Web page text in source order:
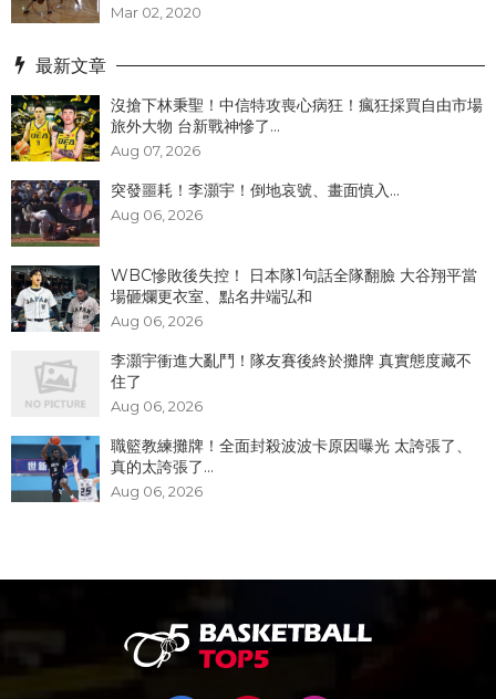
Mar 02, 2020
最新文章
沒搶下林秉聖！中信特攻喪心病狂！瘋狂採買自由市場
旅外大物 台新戰神慘了...
Aug 07, 2026
突發噩耗！李灝宇！倒地哀號、畫面慎入...
Aug 06, 2026
WBC慘敗後失控！ 日本隊1句話全隊翻臉 大谷翔平當
場砸爛更衣室、點名井端弘和
Aug 06, 2026
李灝宇衝進大亂鬥！隊友賽後終於攤牌 真實態度藏不
住了
Aug 06, 2026
職籃教練攤牌！全面封殺波波卡原因曝光 太誇張了、
真的太誇張了...
Aug 06, 2026